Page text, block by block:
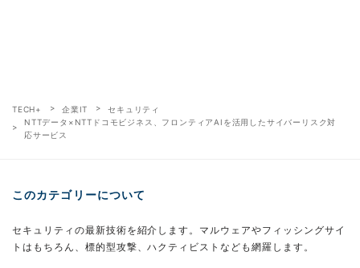
TECH+ 企業IT
セキュリティ
NTTデータ×NTTドコモビジネス、フロンティアAIを活用したサイバーリスク対
応サービス
このカテゴリーについて
セキュリティの最新技術を紹介します。マルウェアやフィッシングサイ
トはもちろん、標的型攻撃、ハクティビストなども網羅します。